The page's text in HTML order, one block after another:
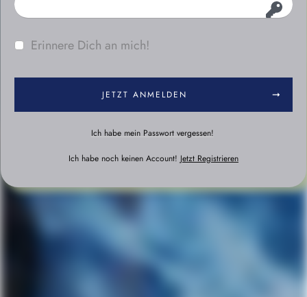
Erinnere Dich an mich!
JETZT ANMELDEN
Ich habe mein Passwort vergessen!
Ich habe noch keinen Account! Jetzt Registrieren